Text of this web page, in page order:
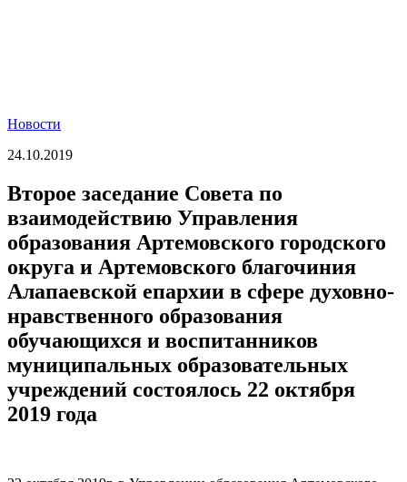
Новости
24.10.2019
Второе заседание Совета по
взаимодействию Управления
образования Артемовского городского
округа и Артемовского благочиния
Алапаевской епархии в сфере духовно-
нравственного образования
обучающихся и воспитанников
муниципальных образовательных
учреждений состоялось 22 октября
2019 года